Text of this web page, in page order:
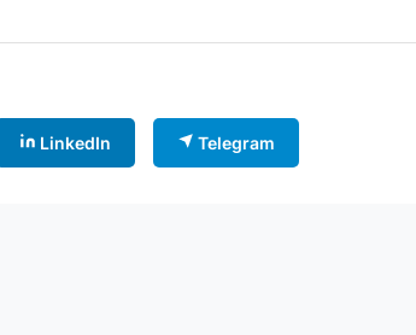
LinkedIn Telegram